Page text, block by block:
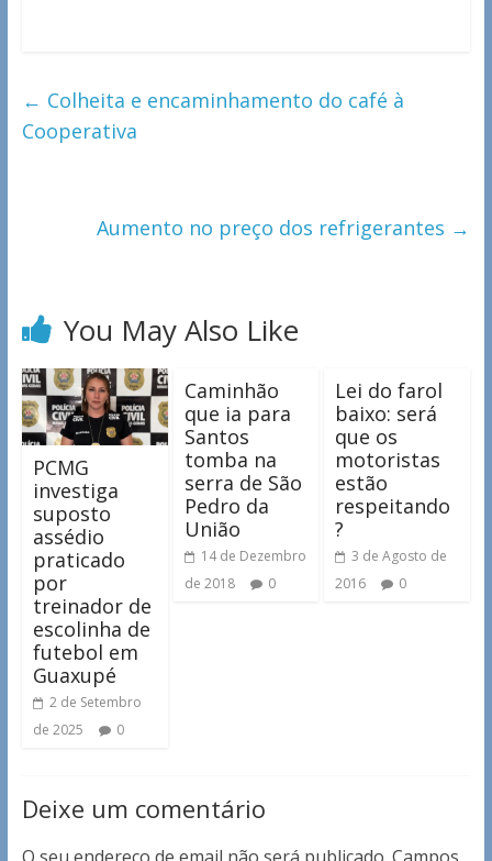
← Colheita e encaminhamento do café à
Cooperativa
Aumento no preço dos refrigerantes →
You May Also Like
PCMG
investiga
suposto
assédio
praticado
por
treinador de
escolinha de
futebol em
Guaxupé
2 de Setembro
de 2025
0
Caminhão
que ia para
Santos
tomba na
serra de São
Pedro da
União
14 de Dezembro
de 2018
0
Lei do farol
baixo: será
que os
motoristas
estão
respeitando
?
3 de Agosto de
2016
0
Deixe um comentário